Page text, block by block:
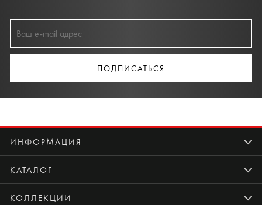
ПОДПИСАТЬСЯ
ИНФОРМАЦИЯ
КАТАЛОГ
КОЛЛЕКЦИИ